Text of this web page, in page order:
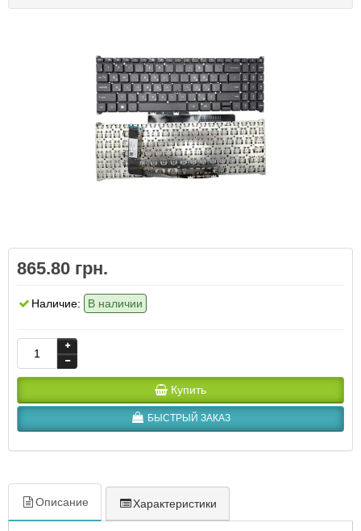
865.80 грн.
Наличие: В наличии
Купить
БЫСТРЫЙ ЗАКАЗ
Описание Характеристики